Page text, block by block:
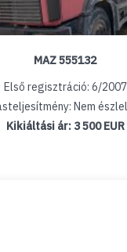
MAZ 555132
Első regisztráció: 6/2007
Nem
Kikiáltási ár: 3 500 EUR